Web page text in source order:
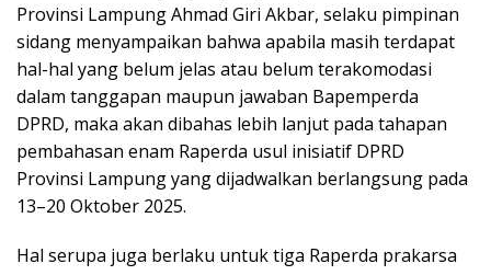
Provinsi Lampung Ahmad Giri Akbar, selaku pimpinan
sidang menyampaikan bahwa apabila masih terdapat
hal-hal yang belum jelas atau belum terakomodasi
dalam tanggapan maupun jawaban Bapemperda
DPRD, maka akan dibahas lebih lanjut pada tahapan
pembahasan enam Raperda usul inisiatif DPRD
Provinsi Lampung yang dijadwalkan berlangsung pada
13–20 Oktober 2025.
Hal serupa juga berlaku untuk tiga Raperda prakarsa